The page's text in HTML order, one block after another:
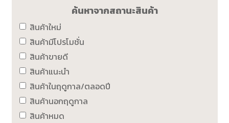
ค้นหาจากสถานะสินค้า
สินค้าใหม่
สินค้ามีโปรโมชั่น
สินค้าขายดี
สินค้าแนะนำ
สินค้าในฤดูกาล/ตลอดปี
สินค้านอกฤดูกาล
สินค้าหมด